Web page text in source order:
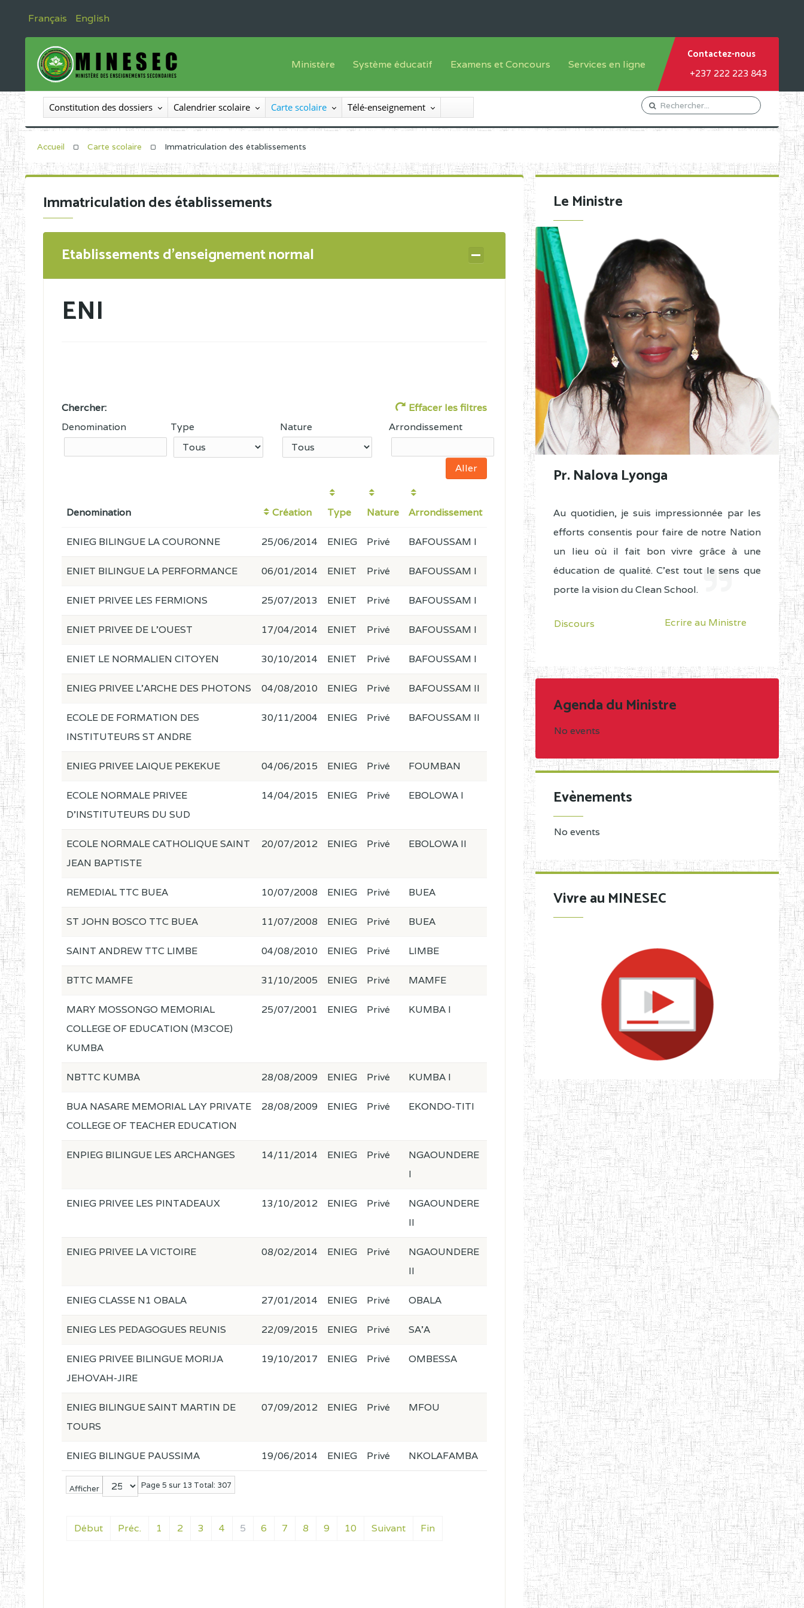
Français English
Ministère
Le Ministre
Le SEESEN
Inspection Générale des Enseignements
Organigramme
Système éducatif
Offre de formation
Sous système francophone
Progammes d'études
Examens et Concours
Inscriptions
Liste des candidats
Diplômes disponibles
Services en ligne
Orientation Conseil
Gestion du Personnel
Demande de subvention
Contactez-nous
+237 222 223 843
Constitution des dossiers Calendrier scolaire Carte scolaire Télé-enseignement
Accueil Carte scolaire Immatriculation des établissements
Immatriculation des établissements
Etablissements d'enseignement normal
ENI
Chercher:
Effacer les filtres
Denomination
Type Nature Arrondissement
Denomination Création Type Nature Arrondissement
Afficher Page 5 sur 13 Total: 307
Début Préc. 1 2 3 4 5 6 7 8 9 10 Suivant Fin
ENIEG BILINGUE LA COURONNE 25/06/2014 ENIEG Privé BAFOUSSAM I
ENIET BILINGUE LA PERFORMANCE 06/01/2014 ENIET Privé BAFOUSSAM I
ENIET PRIVEE LES FERMIONS 25/07/2013 ENIET Privé BAFOUSSAM I
ENIET PRIVEE DE L'OUEST 17/04/2014 ENIET Privé BAFOUSSAM I
ENIET LE NORMALIEN CITOYEN 30/10/2014 ENIET Privé BAFOUSSAM I
ENIEG PRIVEE L'ARCHE DES PHOTONS 04/08/2010 ENIEG Privé BAFOUSSAM II
ECOLE DE FORMATION DES
INSTITUTEURS ST ANDRE
30/11/2004 ENIEG Privé BAFOUSSAM II
ENIEG PRIVEE LAIQUE PEKEKUE 04/06/2015 ENIEG Privé FOUMBAN
ECOLE NORMALE PRIVEE
D'INSTITUTEURS DU SUD
14/04/2015 ENIEG Privé EBOLOWA I
ECOLE NORMALE CATHOLIQUE SAINT
JEAN BAPTISTE
20/07/2012 ENIEG Privé EBOLOWA II
REMEDIAL TTC BUEA 10/07/2008 ENIEG Privé BUEA
ST JOHN BOSCO TTC BUEA 11/07/2008 ENIEG Privé BUEA
SAINT ANDREW TTC LIMBE 04/08/2010 ENIEG Privé LIMBE
BTTC MAMFE 31/10/2005 ENIEG Privé MAMFE
MARY MOSSONGO MEMORIAL
COLLEGE OF EDUCATION (M3COE)
KUMBA
25/07/2001 ENIEG Privé KUMBA I
NBTTC KUMBA 28/08/2009 ENIEG Privé KUMBA I
BUA NASARE MEMORIAL LAY PRIVATE
COLLEGE OF TEACHER EDUCATION
28/08/2009 ENIEG Privé EKONDO-TITI
ENPIEG BILINGUE LES ARCHANGES 14/11/2014 ENIEG Privé
NGAOUNDERE
I
ENIEG PRIVEE LES PINTADEAUX 13/10/2012 ENIEG Privé
NGAOUNDERE
II
ENIEG PRIVEE LA VICTOIRE 08/02/2014 ENIEG Privé
NGAOUNDERE
II
ENIEG CLASSE N1 OBALA 27/01/2014 ENIEG Privé OBALA
ENIEG LES PEDAGOGUES REUNIS 22/09/2015 ENIEG Privé SA'A
ENIEG PRIVEE BILINGUE MORIJA
JEHOVAH-JIRE
19/10/2017 ENIEG Privé OMBESSA
ENIEG BILINGUE SAINT MARTIN DE
TOURS
07/09/2012 ENIEG Privé MFOU
ENIEG BILINGUE PAUSSIMA 19/06/2014 ENIEG Privé NKOLAFAMBA
Le Ministre
Pr. Nalova Lyonga
Au quotidien, je suis impressionnée par les
efforts consentis pour faire de notre Nation
un lieu où il fait bon vivre grâce à une
éducation de qualité. C'est tout le sens que
porte la vision du Clean School.
Discours Ecrire au Ministre
Agenda du Ministre
No events
Evènements
No events
Vivre au MINESEC